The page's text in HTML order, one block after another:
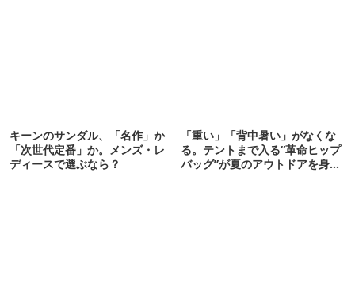
キーンのサンダル、「名作」か
「次世代定番」か。メンズ・レ
ディースで選ぶなら？
「重い」「背中暑い」がなくな
る。テントまで入る“革命ヒップ
バッグ”が夏のアウトドアを身軽